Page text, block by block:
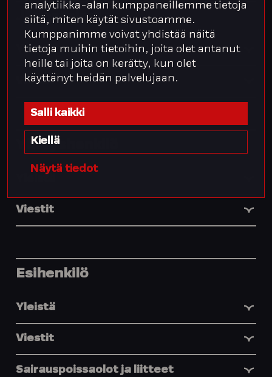
analytiikka-alan kumppaneillemme tietoja
siitä, miten käytät sivustoamme.
Kumppanimme voivat yhdistää näitä
tietoja muihin tietoihin, joita olet antanut
heille tai joita on kerätty, kun olet
käyttänyt heidän palvelujaan.
Salli kaikki
Kiellä
Näytä tiedot
Järjestelmä
Yleistä
Viestit
Yhteyshenkilö
Viestit
Esihenkilö
Yleistä
Viestit
Sairauspoissaolot ja liitteet